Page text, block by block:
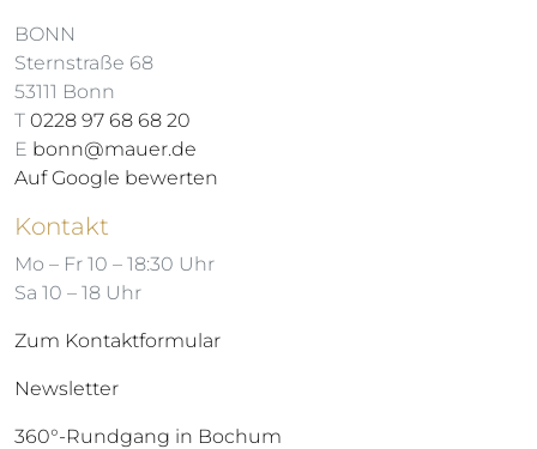
BONN
Sternstraße 68
53111 Bonn
T 0228 97 68 68 20
E bonn@mauer.de
Auf Google bewerten
Kontakt
Mo – Fr 10 – 18:30 Uhr
Sa 10 – 18 Uhr
Zum Kontaktformular
Newsletter
360°-Rundgang in Bochum